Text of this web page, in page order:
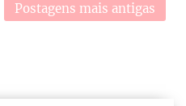
Postagens mais antigas